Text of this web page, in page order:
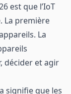
est que l’IoT
La première
La
décider et agir
signifie que les